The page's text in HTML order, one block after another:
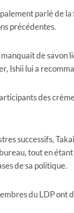
parlé de
précédentes.
de
Ishii lui a
des
successifs,
tout en
de sa politique.
du LDP ont